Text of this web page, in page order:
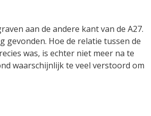
aan de andere kant van de A27.
gevonden. Hoe de relatie tussen de
was, is echter niet meer na te
waarschijnlijk te veel verstoord om